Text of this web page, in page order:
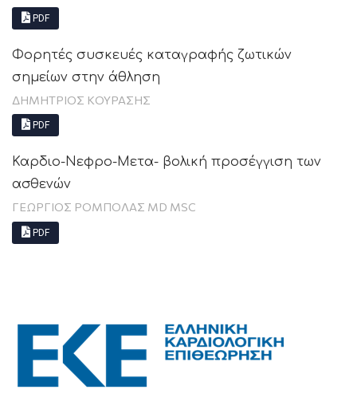
PDF
Φορητές συσκευές καταγραφής ζωτικών
σημείων στην άθληση
ΔΗΜΗΤΡΙΟΣ ΚΟΥΡΑΣΗΣ
PDF
Καρδιο-Νεφρο-Μετα- βολική προσέγγιση των
ασθενών
ΓΕΩΡΓΙΟΣ ΡΟΜΠΟΛΑΣ MD MSC
PDF